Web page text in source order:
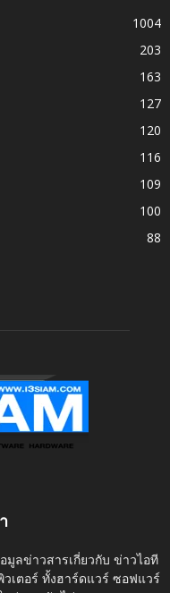
1004
203
163
127
120
116
109
100
88
มูลข่าวสารเกี่ยวกับ ข่าวไอที
เตอร์ ทั้งฮาร์ดแวร์ ซอฟแวร์